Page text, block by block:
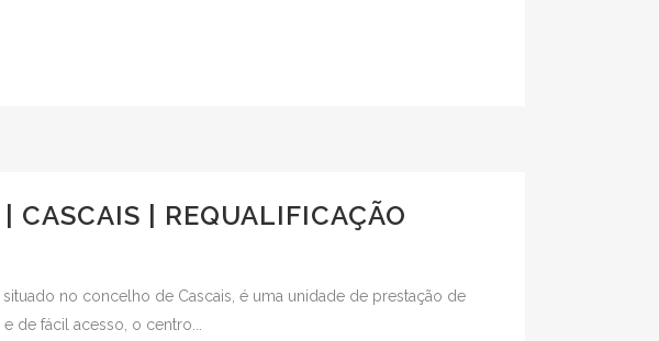
CASCAIS | REQUALIFICAÇÃO
no concelho de Cascais, é uma unidade de prestação de
de fácil acesso, o centro...